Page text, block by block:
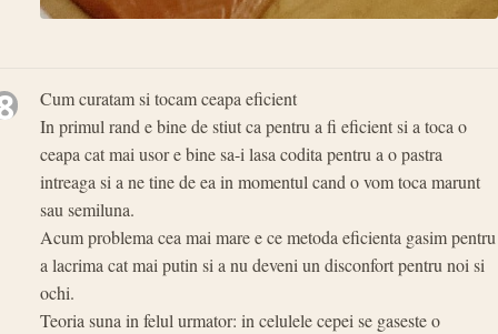
Cum curatam si tocam ceapa eficient
In primul rand e bine de stiut ca pentru a fi eficient si a toca o
ceapa cat mai usor e bine sa-i lasa codita pentru a o pastra
intreaga si a ne tine de ea in momentul cand o vom toca marunt
sau semiluna.
Acum problema cea mai mare e ce metoda eficienta gasim pentru
a lacrima cat mai putin si a nu deveni un disconfort pentru noi si
ochi.
Teoria suna in felul urmator: in celulele cepei se gaseste o